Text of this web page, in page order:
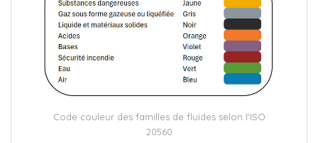
Code couleur des familles de fluides selon l'ISO
20560